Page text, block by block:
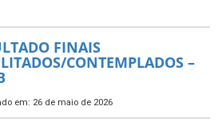
FINAIS
CONTEMPLADOS –
em: 26 de maio de 2026